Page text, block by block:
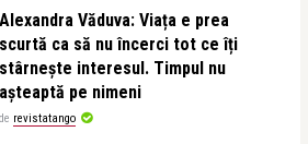
Alexandra Văduva: Viața e prea
scurtă ca să nu încerci tot ce îți
stârnește interesul. Timpul nu
așteaptă pe nimeni
de revistatango